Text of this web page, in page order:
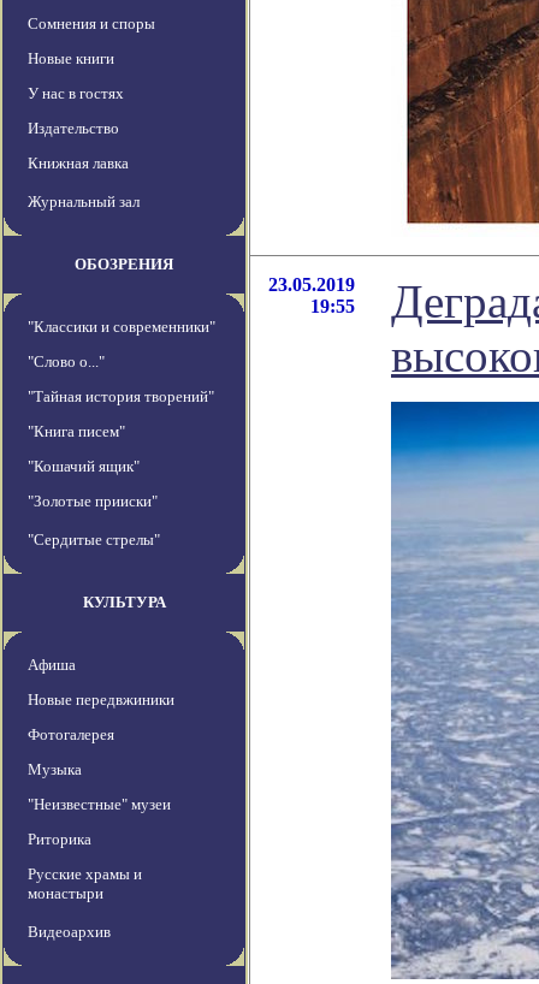
Сомнения и споры
Новые книги
У нас в гостях
Издательство
Книжная лавка
Журнальный зал
ОБОЗРЕНИЯ
"Классики и современники"
"Слово о..."
"Тайная история творений"
"Книга писем"
"Кошачий ящик"
"Золотые прииски"
"Сердитые стрелы"
КУЛЬТУРА
Афиша
Новые передвжиники
Фотогалерея
Музыка
"Неизвестные" музеи
Риторика
Русские храмы и
монастыри
Видеоархив
23.05.2019
19:55